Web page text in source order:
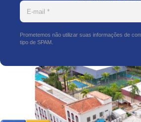
Prometemos não utilizar suas informações de
tipo de SPAM.